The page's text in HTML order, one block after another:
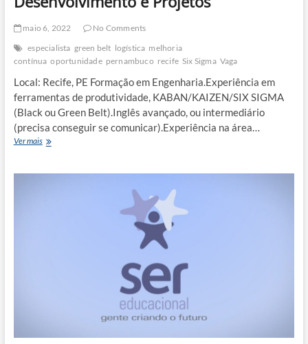
maio 6, 2022
No Comments
especialista green belt logística melhoria
contínua oportunidade pernambuco recife Six Sigma Vaga
Local: Recife, PE Formação em Engenharia.Experiência em
ferramentas de produtividade, KABAN/KAIZEN/SIX SIGMA
(Black ou Green Belt).Inglês avançado, ou intermediário
(precisa conseguir se comunicar).Experiência na área…
Ver maisEspecialista
–